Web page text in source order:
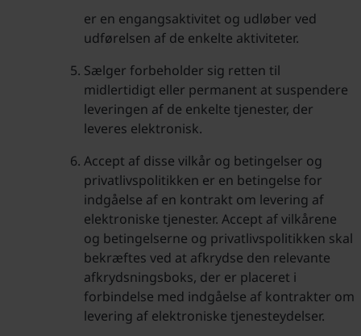
er en engangsaktivitet og udløber ved
udførelsen af de enkelte aktiviteter.
Sælger forbeholder sig retten til
midlertidigt eller permanent at suspendere
leveringen af de enkelte tjenester, der
leveres elektronisk.
Accept af disse vilkår og betingelser og
privatlivspolitikken er en betingelse for
indgåelse af en kontrakt om levering af
elektroniske tjenester. Accept af vilkårene
og betingelserne og privatlivspolitikken skal
bekræftes ved at afkrydse den relevante
afkrydsningsboks, der er placeret i
forbindelse med indgåelse af kontrakter om
levering af elektroniske tjenesteydelser.